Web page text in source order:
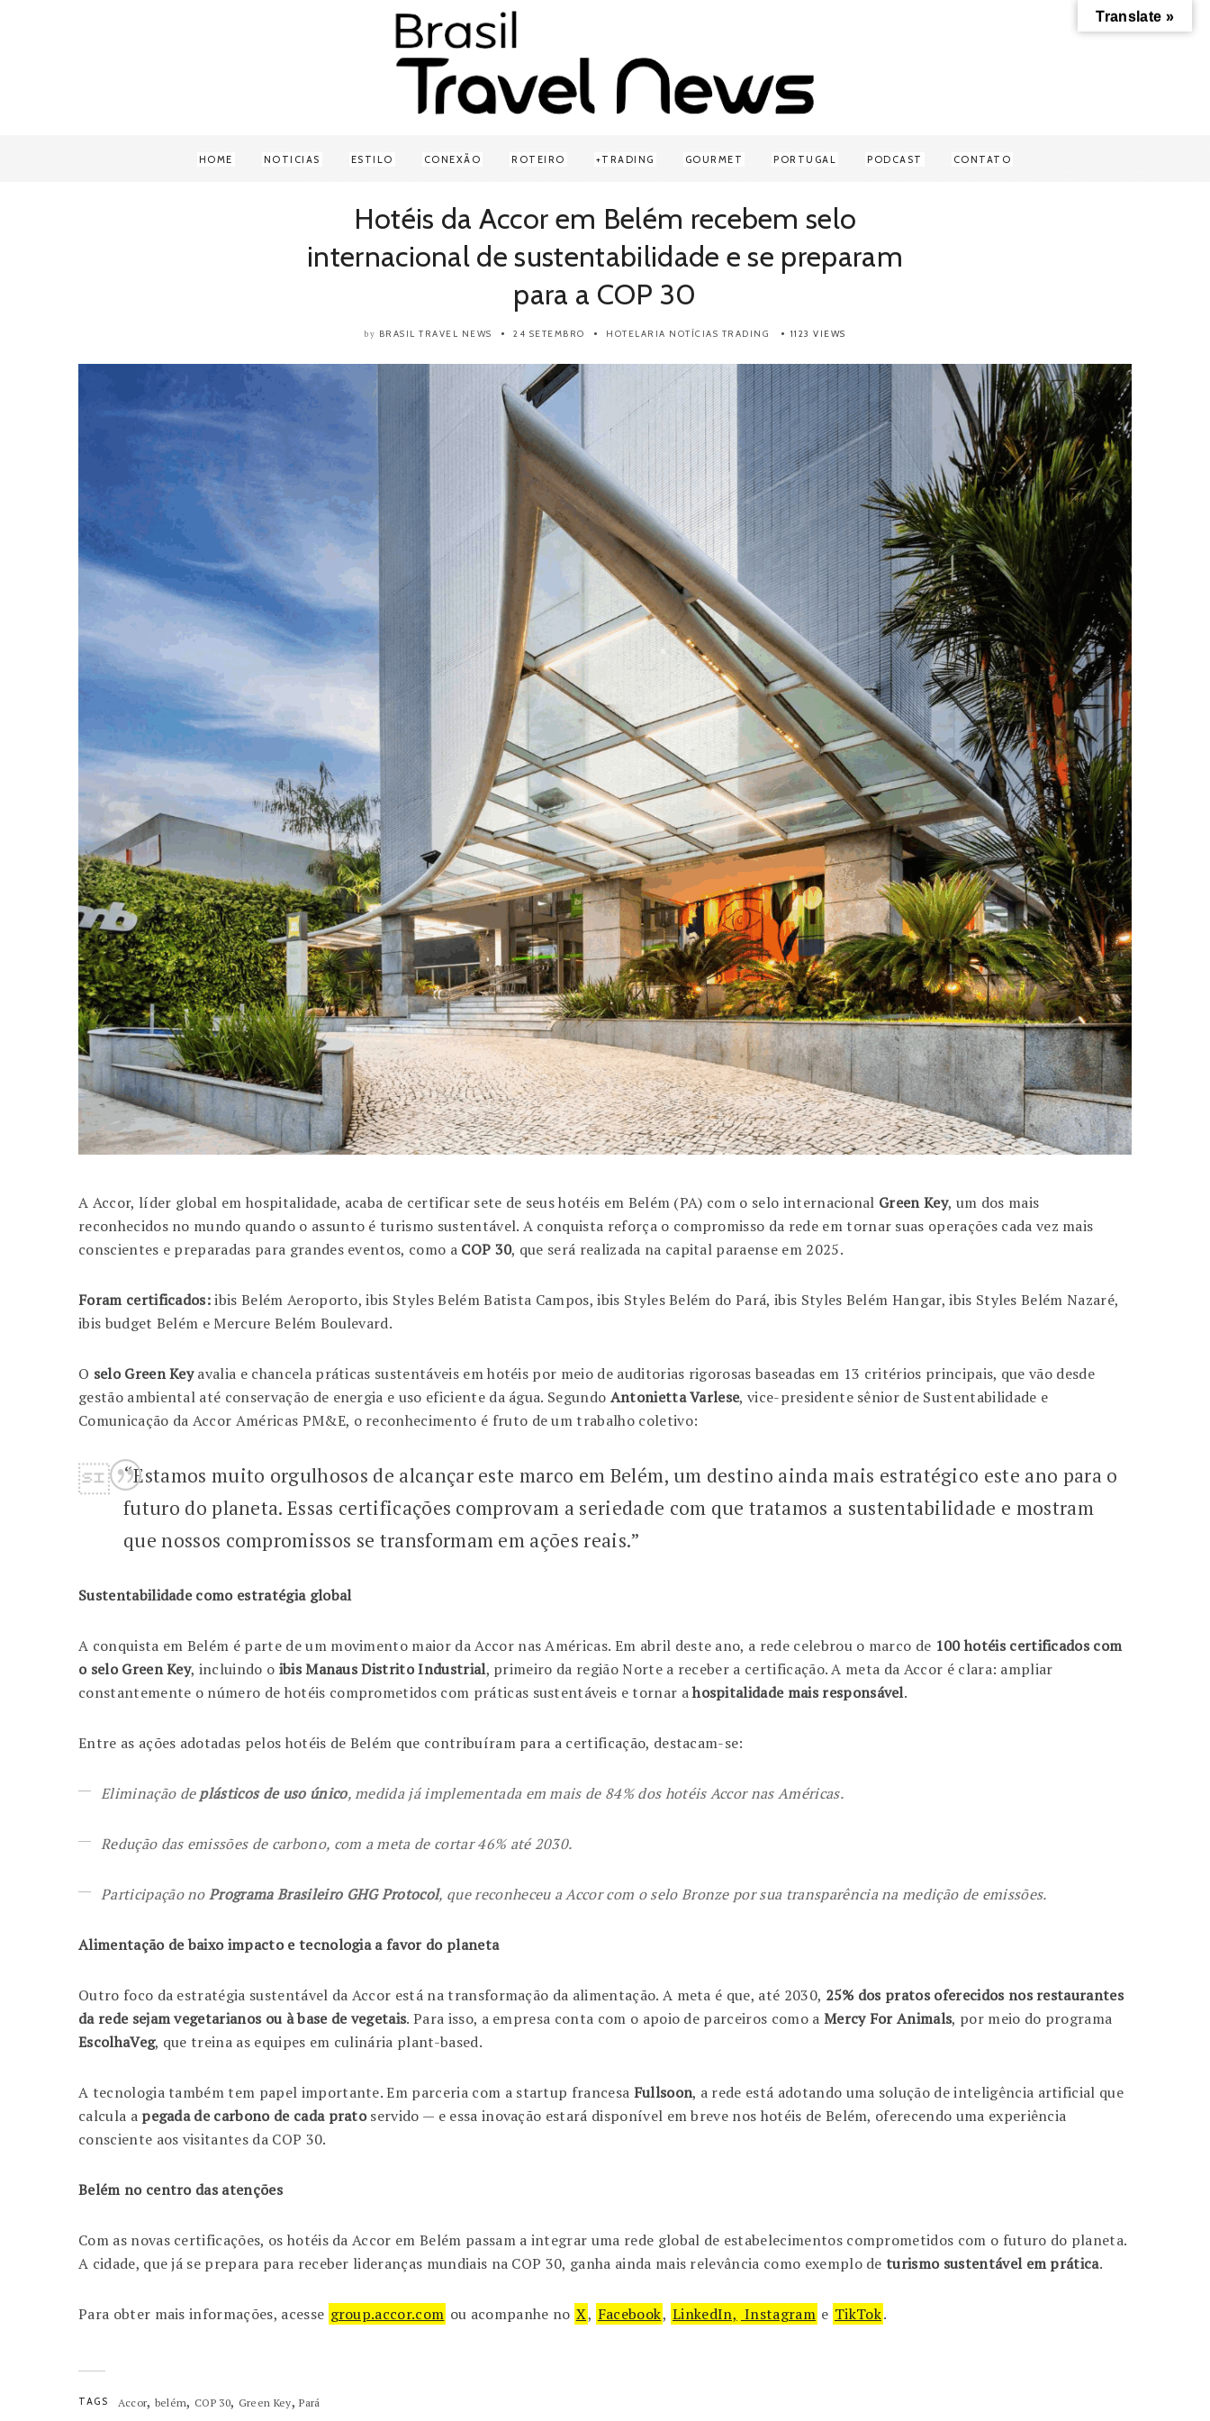
HOME NOTICIAS ESTILO CONEXÃO ROTEIRO TRADING GOURMET PORTUGAL PODCAST CONTATO
Hotéis da Accor em Belém recebem selo
internacional de sustentabilidade e se preparam
para a COP 30
by BRASIL TRAVEL NEWS 24 SETEMBRO HOTELARIA NOTÍCIAS TRADING 1123 VIEWS
A Accor, líder global em hospitalidade, acaba de certificar sete de seus hotéis em Belém (PA) com o selo internacional Green Key, um dos mais
reconhecidos no mundo quando o assunto é turismo sustentável. A conquista reforça o compromisso da rede em tornar suas operações cada vez mais
conscientes e preparadas para grandes eventos, como a COP 30, que será realizada na capital paraense em 2025.
Foram certificados:ibis Belém Aeroporto, ibis Styles Belém Batista Campos, ibis Styles Belém do Pará, ibis Styles Belém Hangar, ibis Styles Belém Nazaré,
ibis budget Belém e Mercure Belém Boulevard.
O selo Green Keyavalia e chancela práticas sustentáveis em hotéis por meio de auditorias rigorosas baseadas em 13 critérios principais, que vão desde
gestão ambiental até conservação de energia e uso eficiente da água. Segundo Antonietta Varlese, vice-presidente sênior de Sustentabilidade e
Comunicação da Accor Américas PM&E, o reconhecimento é fruto de um trabalho coletivo:
“Estamos muito orgulhosos de alcançar este marco em Belém, um destino ainda mais estratégico este ano para o
futuro do planeta. Essas certificações comprovam a seriedade com que tratamos a sustentabilidade e mostram
que nossos compromissos se transformam em ações reais.”
Sustentabilidade como estratégia global
A conquista em Belém é parte de um movimento maior da Accor nas Américas. Em abril deste ano, a rede celebrou o marco de 100 hotéis certificados com
o selo Green Key, incluindo o ibis Manaus Distrito Industrial, primeiro da região Norte a receber a certificação. A meta da Accor é clara: ampliar
constantemente o número de hotéis comprometidos com práticas sustentáveis e tornar ahospitalidade mais responsável.
Entre as ações adotadas pelos hotéis de Belém que contribuíram para a certificação, destacam-se:
Eliminação deplásticos de uso único, medida já implementada em mais de 84% dos hotéis Accor nas Américas.
Redução das emissões de carbono, com a meta de cortar 46% até 2030.
Participação noPrograma Brasileiro GHG Protocol, que reconheceu a Accor com o selo Bronze por sua transparência na medição de emissões.
Alimentação de baixo impacto e tecnologia a favor do planeta
Outro foco da estratégia sustentável da Accor está na transformação da alimentação. A meta é que, até 2030, 25% dos pratos oferecidos nos restaurantes
da rede sejam vegetarianos ou à base de vegetais. Para isso, a empresa conta com o apoio de parceiros como a Mercy For Animals, por meio do programa
EscolhaVeg, que treina as equipes em culinária plant-based.
A tecnologia também tem papel importante. Em parceria com a startup francesa Fullsoon, a rede está adotando uma solução de inteligência artificial que
calcula a pegada de carbono de cada pratoservido — e essa inovação estará disponível em breve nos hotéis de Belém, oferecendo uma experiência
consciente aos visitantes da COP 30.
Belém no centro das atenções
Com as novas certificações, os hotéis da Accor em Belém passam a integrar uma rede global de estabelecimentos comprometidos com o futuro do planeta.
A cidade, que já se prepara para receber lideranças mundiais na COP 30, ganha ainda mais relevância como exemplo deturismo sustentável em prática.
Para obter mais informações, acesse group.accor.com ou acompanhe no X, Facebook, LinkedIn, Instagram e TikTok.
TAGS Accor, belém, COP 30, Green Key,Pará
Translate »